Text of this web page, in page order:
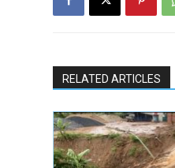
RELATED ARTICLES